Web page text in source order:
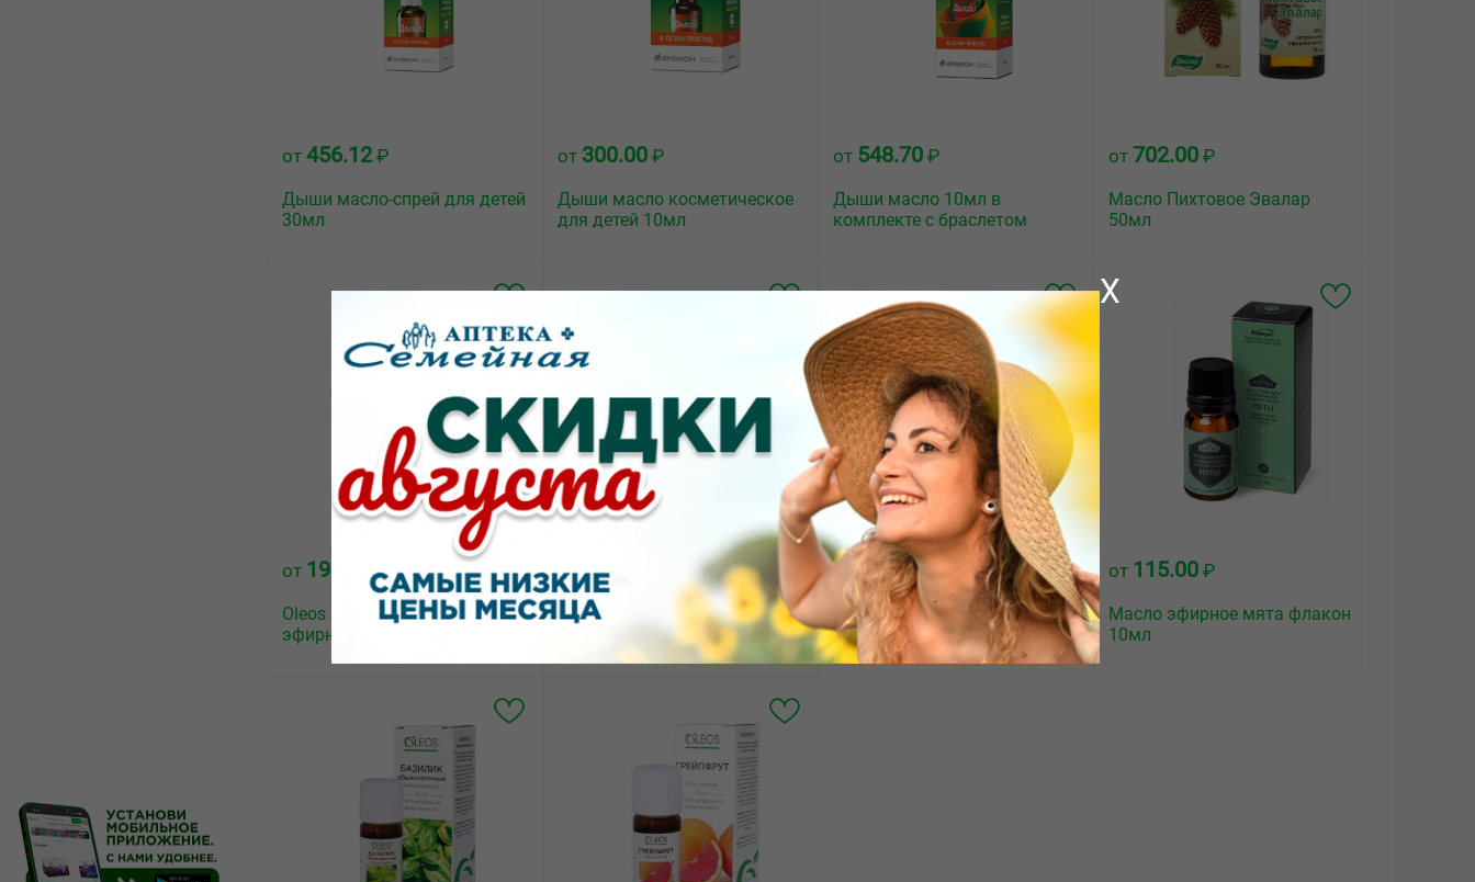
от 456.12₽
Дыши масло-спрей для детей
30мл
от 300.00 ₽
Дыши масло косметическое
для детей 10мл
от 548.70 ₽
Дыши масло 10мл в
комплекте с браслетом
от 702.00 ₽
Масло Пихтовое Эвалар
50мл
от 194.40₽
Oleos Лаванда настоящая
эфирное масло флакон 10мл
от295.85
Oleos Чайное дерево эфирное
масло флакон 10мл
от250.00
Эфилипт премиум капли
10мл
от 115.00 ₽
Масло эфирное мята флакон
10мл
X